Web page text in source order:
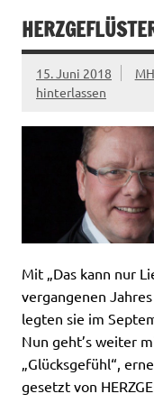
15. Juni 2018
hinterlassen
Mit „Das kann nur
vergangenen
legten sie im
Nun geht’s weiter
„Glücksgefühl“,
gesetzt von